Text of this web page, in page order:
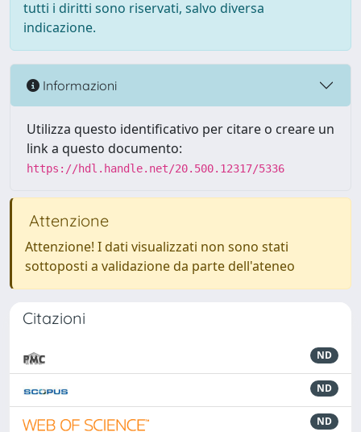
tutti i diritti sono riservati, salvo diversa
indicazione.
Informazioni
Utilizza questo identificativo per citare o creare un
link a questo documento:
https://hdl.handle.net/20.500.12317/5336
Attenzione
Attenzione! I dati visualizzati non sono stati
sottoposti a validazione da parte dell'ateneo
Citazioni
ND
ND
ND